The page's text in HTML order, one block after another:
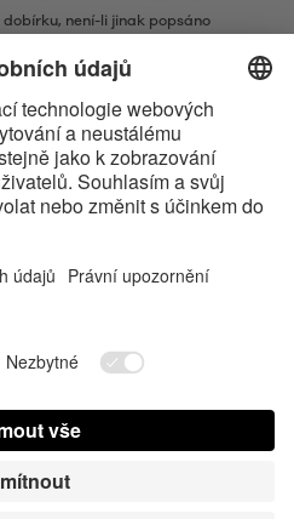
není-li jinak popsáno
společnosti Bluetooth SIG, Inc. a
Satisfyer GmbH probíhá na
licence.
obchodními známkami společnosti
Play jsou ochranné známky
Nastavení souborů cookie